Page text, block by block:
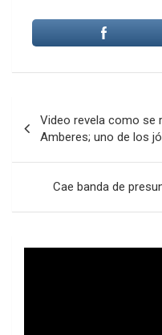
de
entradas
Video revela como se
Amberes; uno de los
Cae banda de